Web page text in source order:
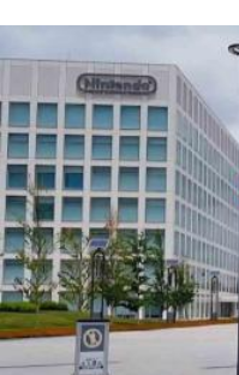
i
o
e
s
d
e
c
o
m
p
a
r
t
r
a
r